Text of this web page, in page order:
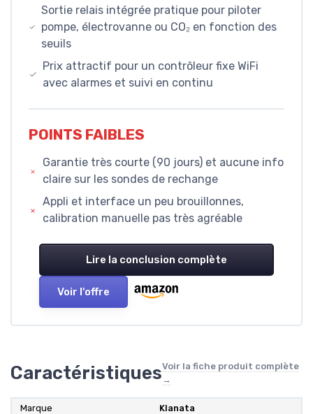
Sortie relais intégrée pratique pour piloter
pompe, électrovanne ou CO₂ en fonction des
seuils
Prix attractif pour un contrôleur fixe WiFi
avec alarmes et suivi en continu
POINTS FAIBLES
Garantie très courte (90 jours) et aucune info
claire sur les sondes de rechange
Appli et interface un peu brouillonnes,
calibration manuelle pas très agréable
Lire la conclusion complète
Voir l'offre
CaractéristiquesVoir la fiche produit complète
→
Marque ‎Klanata